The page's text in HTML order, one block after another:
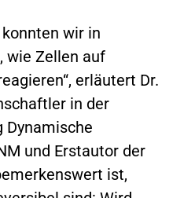
wir in
wie Zellen auf
erläutert Dr.
in der
Dynamische
und Erstautor der
ist,